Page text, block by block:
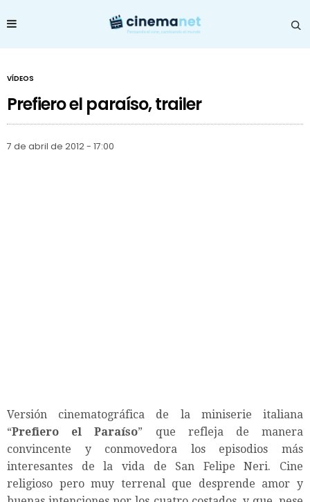
VÍDEOS
Prefiero el paraíso, trailer
7 de abril de 2012 - 17:00
Versión cinematográfica de la miniserie italiana
“Prefiero el Paraíso” que refleja de manera
convincente y conmovedora los episodios más
interesantes de la vida de San Felipe Neri. Cine
religioso pero muy terrenal que desprende amor y